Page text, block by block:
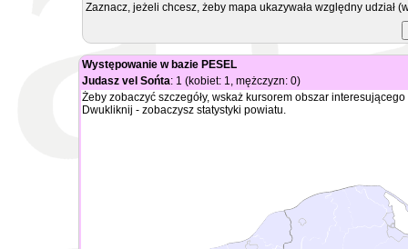
Zaznacz, jeżeli chcesz, żeby mapa ukazywała względny
Występowanie w bazie PESEL
Judasz vel Sońta: 1 (kobiet: 1, mężczyzn: 0)
Żeby zobaczyć szczegóły, wskaż kursorem obszar
Dwukliknij - zobaczysz statystyki powiatu.